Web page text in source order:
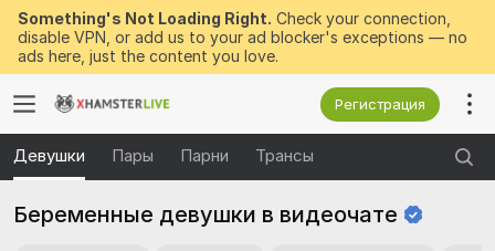
Something's Not Loading Right. Check your connection,
disable VPN, or add us to your ad blocker's exceptions — no
ads here, just the content you love.
Регистрация
Девушки Пары Парни Трансы
Беременные девушки в видеочате